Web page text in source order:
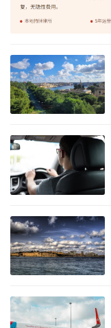
马
他
移
民
学
教
育
网
址
导
航